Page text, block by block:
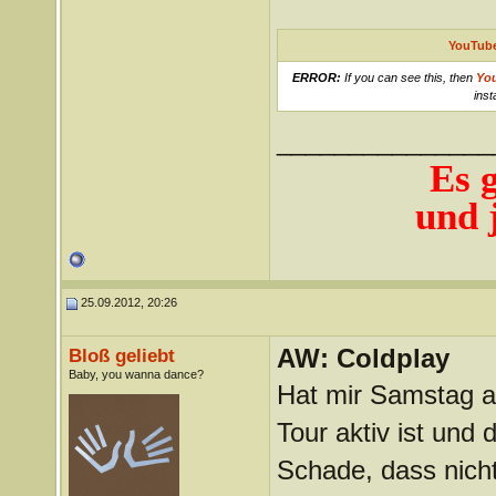
ERROR: If you can see this, then
Es
und
25.09.2012, 20:26
Bloß geliebt
Baby, you wanna dance?
AW: Coldplay
Hat mir Samstag
Tour aktiv ist und
Schade, dass